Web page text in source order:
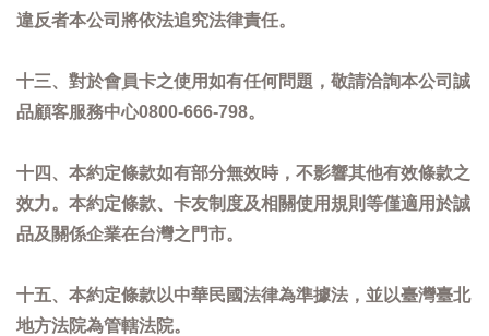
違反者本公司將依法追究法律責任。
十三、對於會員卡之使用如有任何問題，敬請洽詢本公司誠
品顧客服務中心0800-666-798。
十四、本約定條款如有部分無效時，不影響其他有效條款之
效力。本約定條款、卡友制度及相關使用規則等僅適用於誠
品及關係企業在台灣之門市。
十五、本約定條款以中華民國法律為準據法，並以臺灣臺北
地方法院為管轄法院。